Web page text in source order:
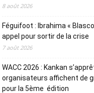
8 août 2026
Féguifoot : Ibrahima «
appel pour sortir de la crise
7 août 2026
WACC 2026 : Kankan
organisateurs affichent de
pour la 5ème édition